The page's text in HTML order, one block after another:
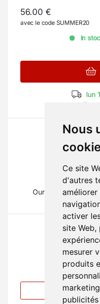
Nous
Ce site
d'autres
activer
site Web,
mesurer
produits
marketing
56.00 €
avec le code SUMMER20
In
lun
The
Our mechanics will
You